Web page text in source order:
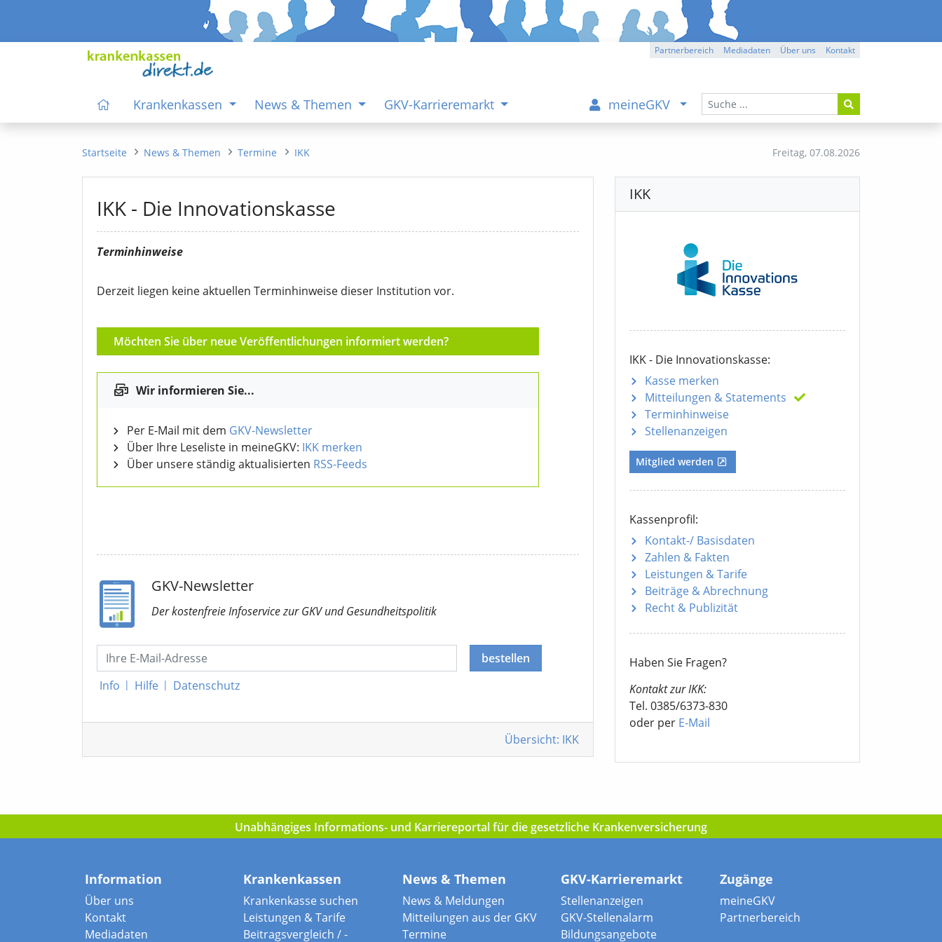
Partnerbereich Mediadaten Über uns Kontakt
Krankenkassen News & Themen GKV-Karrieremarkt meineGKV
Freitag, 07.08.2026
Startseite News & Themen Termine IKK
IKK - Die Innovationskasse
Terminhinweise
Derzeit liegen keine aktuellen Terminhinweise dieser Institution vor.
Möchten Sie über neue Veröffentlichungen informiert werden?
Wir informieren Sie...
Per E-Mail mit dem GKV-Newsletter
Über Ihre Leseliste in meineGKV: IKK merken
Über unsere ständig aktualisierten RSS-Feeds
GKV-Newsletter
Der kostenfreie Infoservicezur GKVund Gesundheitspolitik
Info | Hilfe | Datenschutz
bestellen
Übersicht: IKK
IKK
IKK - Die Innovationskasse:
Kasse merken
Mitteilungen & Statements
Terminhinweise
Stellenanzeigen
Mitglied werden
Kassenprofil:
Kontakt-/ Basisdaten
Zahlen & Fakten
Leistungen & Tarife
Beiträge & Abrechnung
Recht & Publizität
Haben Sie Fragen?
Kontakt zur IKK:
Tel. 0385/6373-830
oder per E-Mail
Unabhängiges Informations- und Karriereportal für die gesetzliche Krankenversicherung
Information
Über uns
Kontakt
Mediadaten
Krankenkassen
Krankenkasse suchen
Leistungen & Tarife
Beitragsvergleich / -
News & Themen
News & Meldungen
Mitteilungen aus der GKV
Termine
GKV-Karrieremarkt
Stellenanzeigen
GKV-Stellenalarm
Bildungsangebote
Zugänge
meineGKV
Partnerbereich